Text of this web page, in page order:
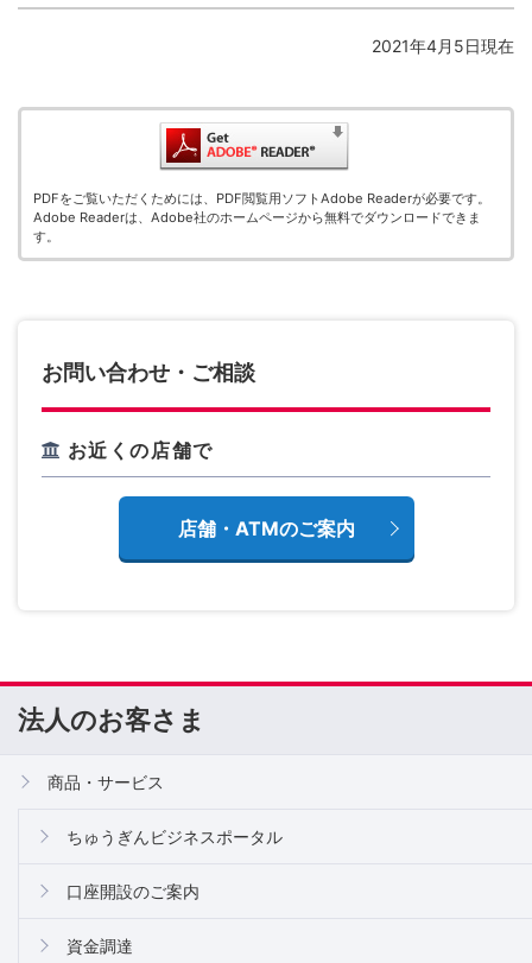
2021年4月5日現在
PDFをご覧いただくためには、PDF閲覧用ソフトAdobe Readerが必要です。
Adobe Readerは、Adobe社のホームページから無料でダウンロードできま
す。
お問い合わせ・ご相談
お近くの店舗で
店舗・ATMのご案内
法人のお客さま
商品・サービス
ちゅうぎんビジネスポータル
口座開設のご案内
資金調達